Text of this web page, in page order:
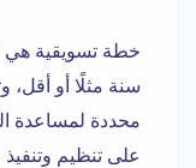
خطة تسويقية هي
سنة مثلًا أو أقل،
محددة لمساعدة
على تنظيم وتنفيذ